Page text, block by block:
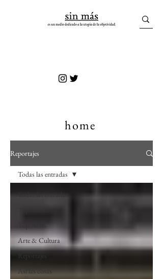
home
Reportajes
Todas las entradas
Arte & Cultura
Reportajes
Así las cosas
Todas las entradas